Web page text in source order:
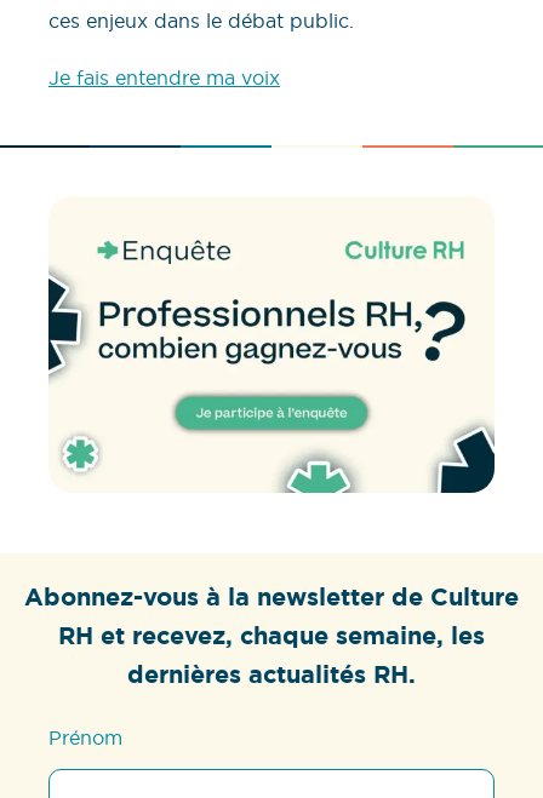
ces enjeux dans le débat public.
Je fais entendre ma voix
Abonnez-vous à la newsletter de Culture
RH et recevez, chaque semaine, les
dernières actualités RH.
Prénom